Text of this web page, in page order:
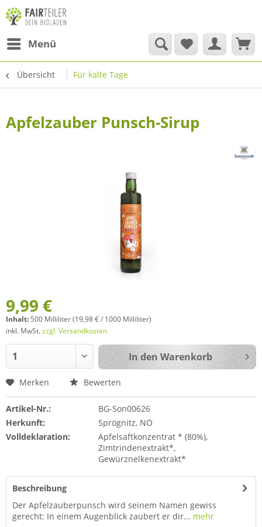
Menü
Übersicht Für kalte Tage
Apfelzauber Punsch-Sirup
9,99 €
Inhalt: 500 Milliliter (19,98 € / 1000 Milliliter)
inkl. MwSt.zzgl. Versandkosten
In den Warenkorb
Merken Bewerten
Artikel-Nr.:
BG-Son00626
Herkunft:
Sprögnitz, NÖ
Volldeklaration:
Apfelsaftkonzentrat * (80%),
Zimtrindenextrakt*,
Gewürznelkenextrakt*
Beschreibung
Der Apfelzauberpunsch wird seinem Namen gewiss
gerecht: In einem Augenblick zaubert er dir... mehr